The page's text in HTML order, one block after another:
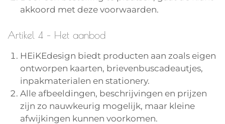
akkoord met deze voorwaarden.
Artikel 4 – Het aanbod
HEiKEdesign biedt producten aan zoals eigen
ontworpen kaarten, brievenbuscadeautjes,
inpakmaterialen en stationery.
Alle afbeeldingen, beschrijvingen en prijzen
zijn zo nauwkeurig mogelijk, maar kleine
afwijkingen kunnen voorkomen.